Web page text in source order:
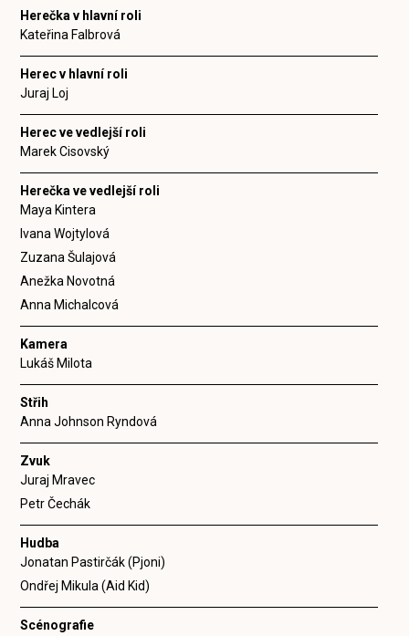
Herečka v hlavní roli
Kateřina Falbrová
Herec v hlavní roli
Juraj Loj
Herec ve vedlejší roli
Marek Cisovský
Herečka ve vedlejší roli
Maya Kintera
Ivana Wojtylová
Zuzana Šulajová
Anežka Novotná
Anna Michalcová
Kamera
Lukáš Milota
Střih
Anna Johnson Ryndová
Zvuk
Juraj Mravec
Petr Čechák
Hudba
Jonatan Pastirčák (Pjoni)
Ondřej Mikula (Aid Kid)
Scénografie